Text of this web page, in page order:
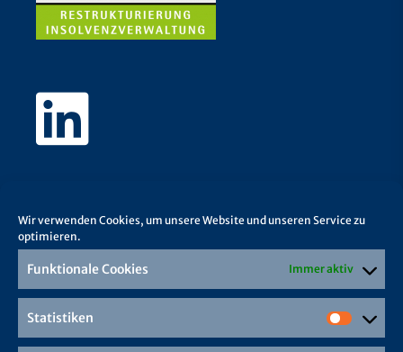
Wir verwenden Cookies, um unsere Website und unseren Service zu
optimieren.
Funktionale Cookies Immer aktiv
Statistiken